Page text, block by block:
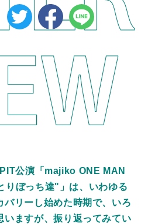
公演「majiko ONE MAN
りぼっち達"」は、いわゆる
バリーし始めた時期で、いろ
いますが、振り返ってみてい